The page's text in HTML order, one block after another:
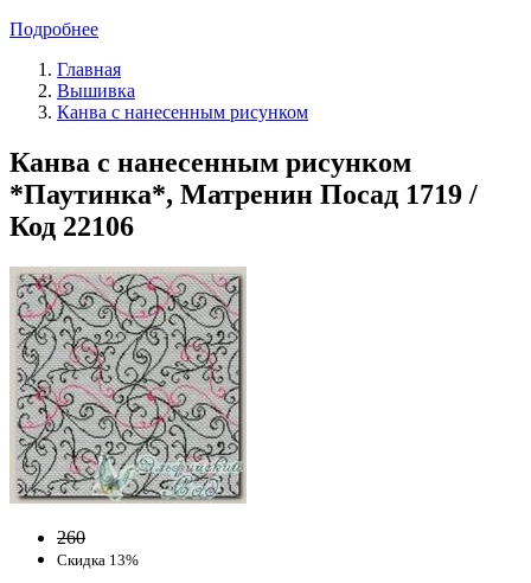
Подробнее
Главная
Вышивка
Канва с нанесенным рисунком
Канва с нанесенным рисунком
*Паутинка*, Матренин Посад 1719 /
Код 22106
260
Скидка 13%